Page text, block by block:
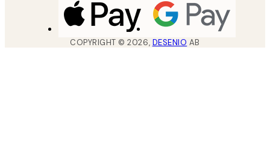
COPYRIGHT ©2026, DESENIO AB